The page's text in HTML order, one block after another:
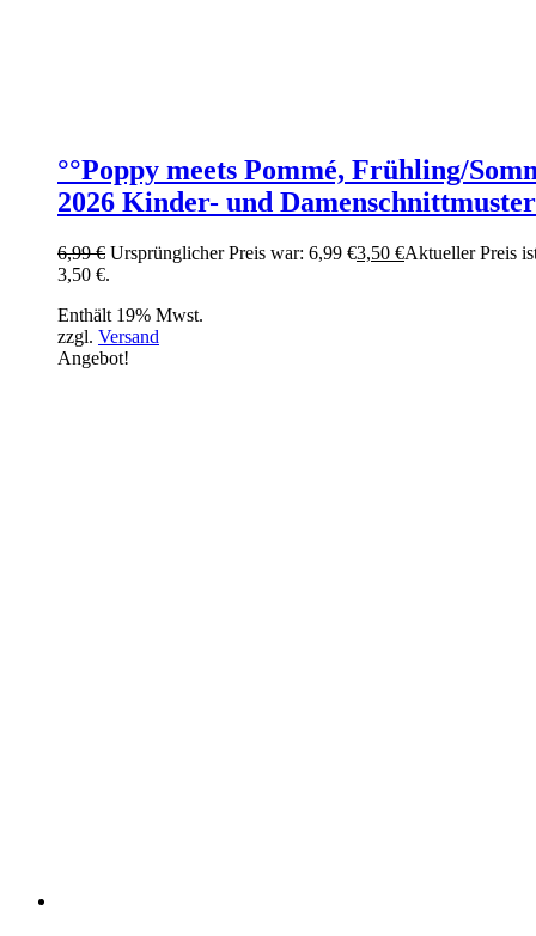
°°Poppy meets Pommé, Frühling/
2026 Kinder- und Damenschnittmuster
6,99€ Ursprünglicher Preis war: 6,99 €3,50 €Aktueller Preis
3,50 €.
Enthält 19% Mwst.
zzgl. Versand
Angebot!